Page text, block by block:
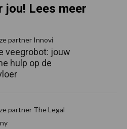
jou! Lees meer
partner Innovi
veegrobot: jouw
hulp op de
partner The Legal